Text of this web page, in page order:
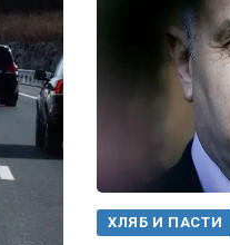
ХЛЯБ И ПАСТИ